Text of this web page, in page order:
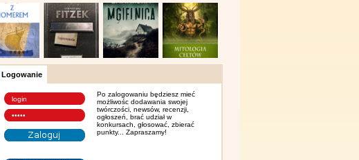
Logowanie
Po zalogowaniu będziesz mieć
możliwośc dodawania swojej
twórczości, newsów, recenzji,
ogłoszeń, brać udział w
konkursach, głosować, zbierać
punkty... Zapraszamy!